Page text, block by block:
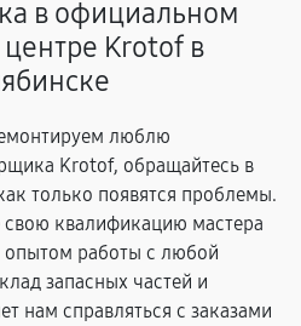
в официальном
Krotof в
люблю
Krotof, обращайтесь в
только появятся проблемы.
квалификацию мастера
работы с любой
запасных частей и
нам справляться с заказами